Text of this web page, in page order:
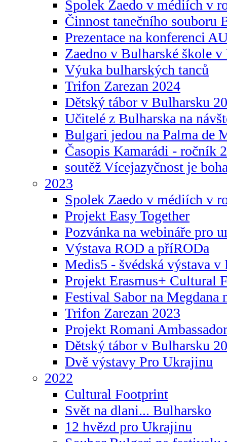
Spolek Zaedo v médiích v
Činnost tanečního souboru
Prezentace na konferenci
Zaedno v Bulharské škole v
Výuka bulharských tanců
Trifon Zarezan 2024
Dětský tábor v Bulharsku
Učitelé z Bulharska na
Bulgari jedou na Palma de
Časopis Kamarádi - ročník
soutěž Vícejazyčnost je
2023
Spolek Zaedo v médiích v
Projekt Easy Together
Pozvánka na webináře pro
Výstava ROD a příRODa
Medis5 - švédská výstava v
Projekt Erasmus+ Cultural
Festival Sabor na Megdana
Trifon Zarezan 2023
Projekt Romani
Dětský tábor v Bulharsku
Dvě výstavy Pro Ukrajinu
2022
Cultural Footprint
Svět na dlani... Bulharsko
12 hvězd pro Ukrajinu